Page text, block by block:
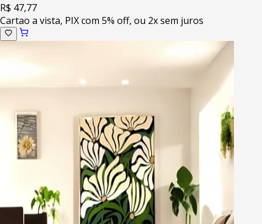
R$ 47,77
Cartao a vista, PIX com 5% off, ou 2x sem juros